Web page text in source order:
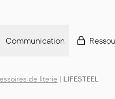
Communication
de literie | LIFESTEEL